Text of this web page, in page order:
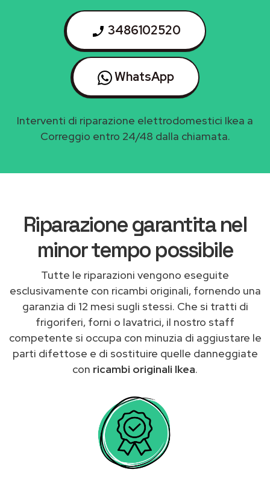
3486102520
WhatsApp
Interventi di riparazione elettrodomestici Ikea a
Correggio entro 24/48 dalla chiamata.
Riparazione garantita nel
minor tempo possibile
Tutte le riparazioni vengono eseguite
esclusivamente con ricambi originali, fornendo una
garanzia di 12 mesi sugli stessi. Che si tratti di
frigoriferi, forni o lavatrici, il nostro staff
competente si occupa con minuzia di aggiustare le
parti difettose e di sostituire quelle danneggiate
con ricambi originali Ikea.